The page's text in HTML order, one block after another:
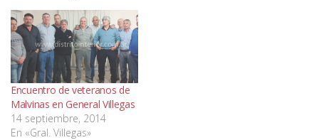
Encuentro de veteranos de
Malvinas en General Villegas
14 septiembre, 2014
En «Gral. Villegas»